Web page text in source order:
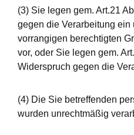
(3) Sie legen gem. Art.21
gegen die Verarbeitung
vorrangigen berechtigten
vor, oder Sie legen gem.
Widerspruch gegen die
(4) Die Sie betreffenden
wurden unrechtmäßig